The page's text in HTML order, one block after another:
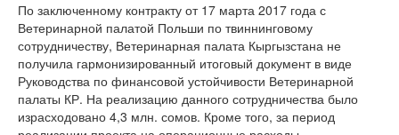
По заключенному контракту от 17 марта 2017 года с
Ветеринарной палатой Польши по твиннинговому
сотрудничеству, Ветеринарная палата Кыргызстана не
получила гармонизированный итоговый документ в виде
Руководства по финансовой устойчивости Ветеринарной
палаты КР. На реализацию данного сотрудничества было
израсходовано 4,3 млн. сомов. Кроме того, за период